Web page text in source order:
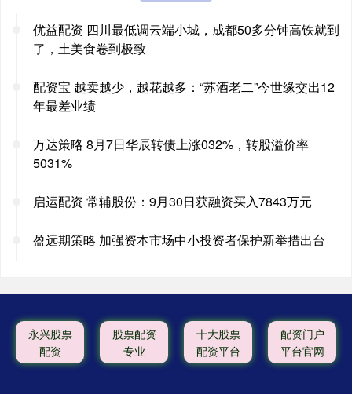
优益配资 四川最低调云端小城，成都50多分钟高铁就到
了，土美食卷到极致
配资宝 越卖越少，越花越多：“苏酒老二”今世缘交出12
年最差业绩
万达策略 8月7日华辰转债上涨032%，转股溢价率
5031%
启运配资 常辅股份：9月30日获融资买入7843万元
盈远期策略 加强资本市场中小投资者保护新举措出台
永兴股票
配资
股票配资
专业
十大股票
配资平台
配资门户
平台官网